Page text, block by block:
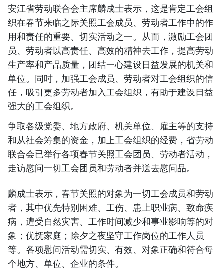
安江省劳动联合会主席麟成士表示，这是肯定工会组
织在春节来临之际关照工会成员、劳动者工作中的作
用和责任的重要、切实活动之一。从而，激励工会团
员、劳动者以高责任、高效的精神去工作，提高劳动
生产率和产品质量，团结一心建设日益发展的机关和
单位。同时，加强工会成员、劳动者对工会组织的信
任，吸引更多劳动者加入工会组织，有助于建设日益
强大的工会组织。
争取各级党委、地方政府、机关单位、雇主等的支持
和从社会筹集的资金，加上工会组织的经费，省劳动
联合会已举行各项春节关照工会团员、劳动者活动，
走访慰问一切工会团员和劳动者并送去慰问品。
麟成士表示，春节关照的对象为一切工会成员和劳动
者，其中优先特别困难、工伤、患上职业病、致命疾
病，遭受自然灾害、工作时间减少和事业影响等的对
象；优抚家庭；除夕之夜坚守工作岗位的工作人员
等。各项慰问活动需切实、有效、对象正确和符合每
个地方、单位、企业的条件。